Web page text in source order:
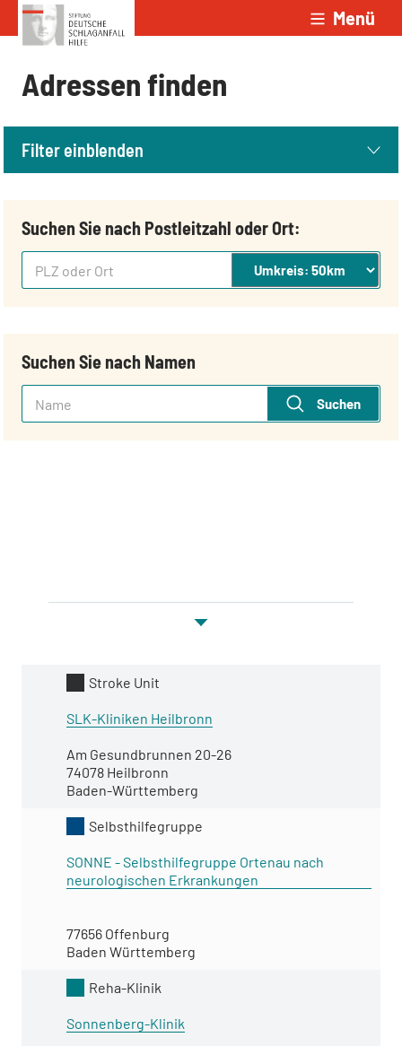
Zum Inhalt springen Menü
Adressen finden
Suchen Sie nach Postleitzahl oder Ort:
PLZ oder Ort
Suchen Sie nach Namen
Suchen
Kategorie
Name
Adresse
Stroke Unit
SLK-Kliniken Heilbronn
Am Gesundbrunnen 20-26
74078 Heilbronn
Baden-Württemberg
Selbsthilfegruppe
SONNE - Selbsthilfegruppe Ortenau nach
neurologischen Erkrankungen
77656 Offenburg
Baden Württemberg
Reha-Klinik
Sonnenberg-Klinik
Filter einblenden